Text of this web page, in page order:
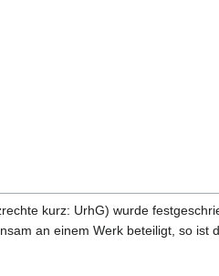
kurz: UrhG) wurde
an einem Werk beteiligt, so ist